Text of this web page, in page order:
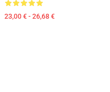
23,00 € - 26,68 €